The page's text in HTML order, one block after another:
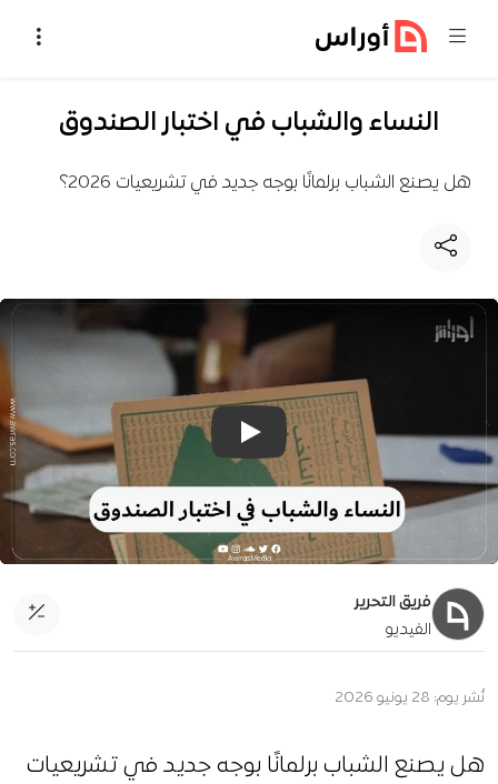
النساء والشباب في اختبار الصندوق
هل يصنع الشباب برلمانًا بوجه جديد في تشريعيات 2026؟
تشغيل فيديو: النساء والشباب في
فريق التحرير
الفيديو
نُشر يوم: 28 يونيو 2026
هل يصنع الشباب برلمانًا بوجه جديد في تشريعيات